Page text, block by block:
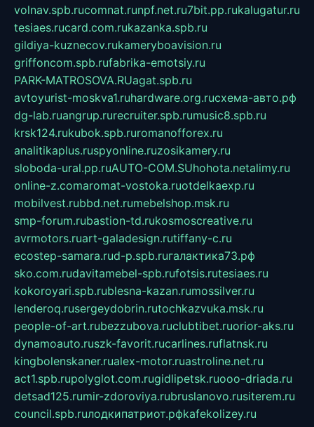
volnav.spb.rucomnat.runpf.net.ru7bit.pp.rukalugatur.ru
tesiaes.rucard.com.rukazanka.spb.ru
gildiya-kuznecov.rukameryboavision.ru
griffoncom.spb.rufabrika-emotsiy.ru
PARK-MATROSOVA.RUagat.spb.ru
avtoyurist-moskva1.ruhardware.org.ruсхема-авто.рф
dg-lab.ruangrup.rurecruiter.spb.rumusic8.spb.ru
krsk124.rukubok.spb.ruromanofforex.ru
analitikaplus.ruspyonline.ruzosikamery.ru
sloboda-ural.pp.ruAUTO-COM.SUhohota.netalimy.ru
online-z.comaromat-vostoka.ruotdelkaexp.ru
mobilvest.rubbd.net.rumebelshop.msk.ru
smp-forum.rubastion-td.rukosmoscreative.ru
avrmotors.ruart-galadesign.rutiffany-c.ru
ecostep-samara.rud-p.spb.ruгалактика73.рф
sko.com.rudavitamebel-spb.rufotsis.rutesiaes.ru
kokoroyari.spb.rublesna-kazan.rumossilver.ru
lenderoq.rusergeydobrin.rutochkazvuka.msk.ru
people-of-art.rubezzubova.ruclubtibet.ruorior-aks.ru
dynamoauto.ruszk-favorit.rucarlines.ruflatnsk.ru
kingbolenskaner.rualex-motor.ruastroline.net.ru
act1.spb.rupolyglot.com.rugidlipetsk.ruooo-driada.ru
detsad125.rumir-zdoroviya.rubruslanovo.rusiterem.ru
council.spb.ruлодкипатриот.рфkafekolizey.ru